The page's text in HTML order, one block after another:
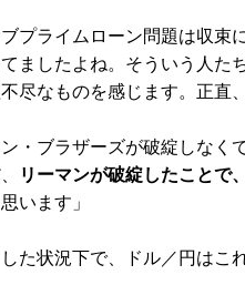
プライムローン問題は収束
ましたよね。そういう人た
尽なものを感じます。正直
・ブラザーズが破綻しなく
リーマンが破綻したことで
います」
た状況下で、ドル／円はこ